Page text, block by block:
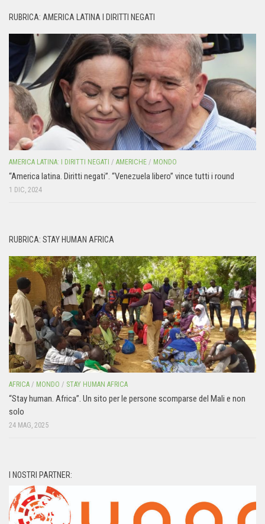
RUBRICA: AMERICA LATINA I DIRITTI NEGATI
AMERICA LATINA: I DIRITTI NEGATI / AMERICHE / MONDO
“America latina. Diritti negati”. “Venezuela libero” vince tutti i round
1 DIC, 2024
RUBRICA: STAY HUMAN AFRICA
AFRICA / MONDO / STAY HUMAN AFRICA
“Stay human. Africa”. Un sito per le persone scomparse del Mali e non
solo
24 MAG, 2025
I NOSTRI PARTNER: